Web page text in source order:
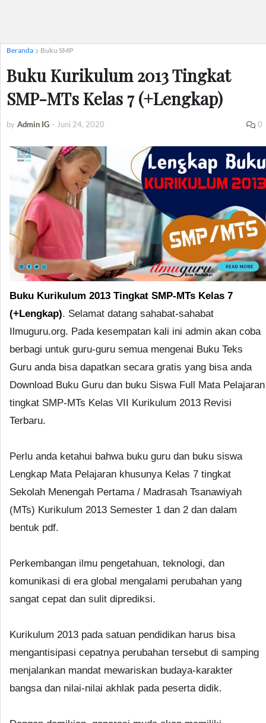
Beranda Buku SMP
Buku Kurikulum 2013 Tingkat
SMP-MTs Kelas 7 (+Lengkap)
by Admin IG - Juni 24, 2020 0
Buku Kurikulum 2013 Tingkat SMP-MTs Kelas 7
(+Lengkap). Selamat datang sahabat-sahabat
Ilmuguru.org. Pada kesempatan kali ini admin akan coba
berbagi untuk guru-guru semua mengenai Buku Teks
Guru anda bisa dapatkan secara gratis yang bisa anda
Download Buku Guru dan buku Siswa Full Mata Pelajaran
tingkat SMP-MTs Kelas VII Kurikulum 2013 Revisi
Terbaru.
Perlu anda ketahui bahwa buku guru dan buku siswa
Lengkap Mata Pelajaran khusunya Kelas 7 tingkat
Sekolah Menengah Pertama / Madrasah Tsanawiyah
(MTs) Kurikulum 2013 Semester 1 dan 2 dan dalam
bentuk pdf.
Perkembangan ilmu pengetahuan, teknologi, dan
komunikasi di era global mengalami perubahan yang
sangat cepat dan sulit diprediksi.
Kurikulum 2013 pada satuan pendidikan harus bisa
mengantisipasi cepatnya perubahan tersebut di samping
menjalankan mandat mewariskan budaya-karakter
bangsa dan nilai-nilai akhlak pada peserta didik.